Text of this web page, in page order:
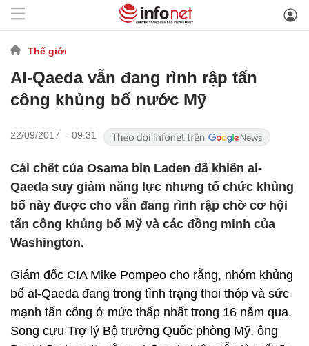
Thế giới
Al-Qaeda vẫn đang rình rập tấn
công khủng bố nước Mỹ
22/09/2017 - 09:31
Cái chết của Osama bin Laden đã khiến al-
Qaeda suy giảm năng lực nhưng tổ chức khủng
bố này được cho vẫn đang rình rập chờ cơ hội
tấn công khủng bố Mỹ và các đồng minh của
Washington.
Giám đốc CIA Mike Pompeo cho rằng, nhóm khủng
bố al-Qaeda đang trong tình trạng thoi thóp và sức
mạnh tấn công ở mức thấp nhất trong 16 năm qua.
Song cựu Trợ lý Bộ trưởng Quốc phòng Mỹ, ông